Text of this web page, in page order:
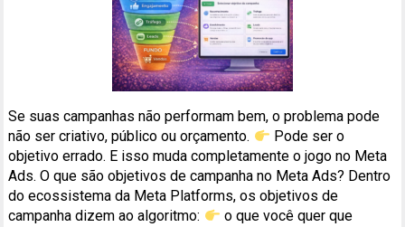
Se suas campanhas não performam bem, o problema pode
não ser criativo, público ou orçamento.
Pode ser o
objetivo errado. E isso muda completamente o jogo no Meta
Ads. O que são objetivos de campanha no Meta Ads? Dentro
do ecossistema da Meta Platforms, os objetivos de
campanha dizem ao algoritmo:
o que você quer que